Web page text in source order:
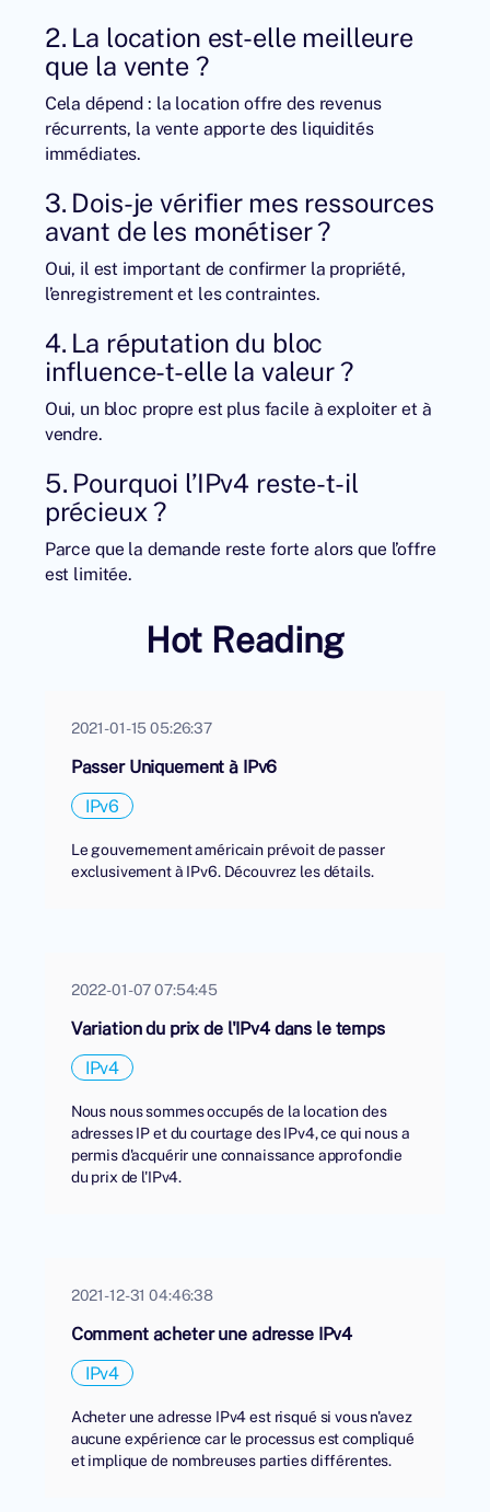
2. La location est-elle meilleure
que la vente ?
Cela dépend : la location offre des revenus
récurrents, la vente apporte des liquidités
immédiates.
3. Dois-je vérifier mes ressources
avant de les monétiser ?
Oui, il est important de confirmer la propriété,
l’enregistrement et les contraintes.
4. La réputation du bloc
influence-t-elle la valeur ?
Oui, un bloc propre est plus facile à exploiter et à
vendre.
5. Pourquoi l’IPv4 reste-t-il
précieux ?
Parce que la demande reste forte alors que l’offre
est limitée.
Hot Reading
2021-01-15 05:26:37
Passer Uniquement à IPv6
IPv6
Le gouvernement américain prévoit de passer
exclusivement à IPv6. Découvrez les détails.
2022-01-07 07:54:45
Variation du prix de l'IPv4 dans le temps
IPv4
Nous nous sommes occupés de la location des
adresses IP et du courtage des IPv4, ce qui nous a
permis d'acquérir une connaissance approfondie
du prix de l'IPv4.
2021-12-31 04:46:38
Comment acheter une adresse IPv4
IPv4
Acheter une adresse IPv4 est risqué si vous n'avez
aucune expérience car le processus est compliqué
et implique de nombreuses parties différentes.